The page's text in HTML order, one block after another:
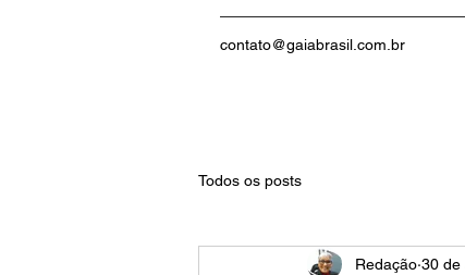
contato@gaiabrasil.com.br
Todos os posts
Redação 30 de